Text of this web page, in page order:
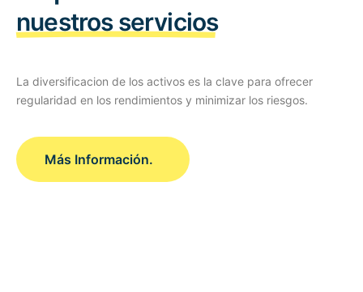
nuestros servicios
La diversificacion de los activos es la clave para ofrecer
regularidad en los rendimientos y minimizar los riesgos.
Más Información.